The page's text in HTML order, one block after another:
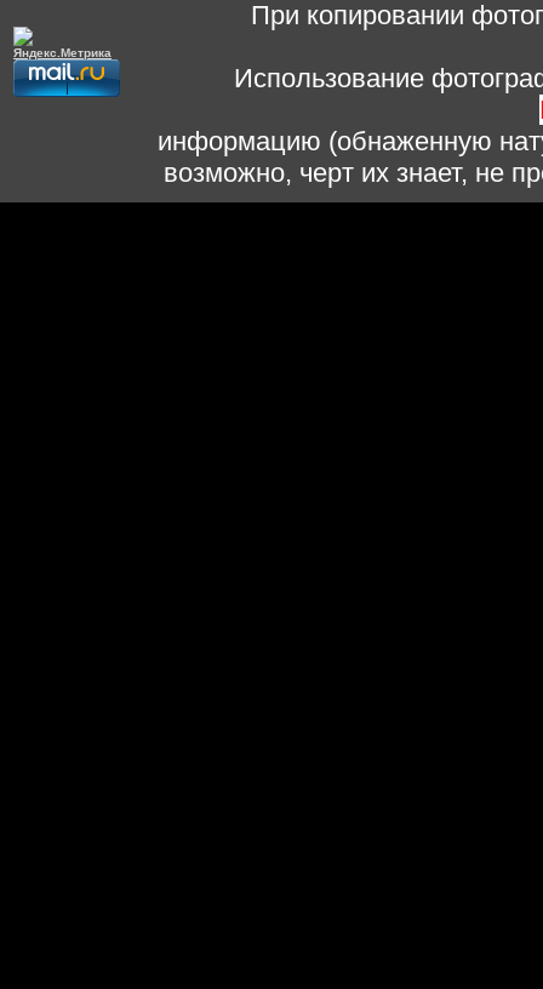
При копировании
Использование
информацию (обнаженную
возможно, черт их знает, не